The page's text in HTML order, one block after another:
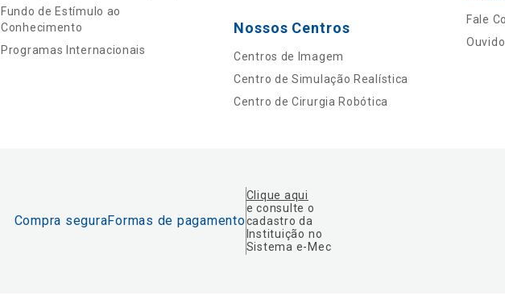
Fundo de Estímulo ao
Conhecimento
Programas Internacionais
Nossos Centros
Centros de Imagem
Centro de Simulação Realística
Centro de Cirurgia Robótica
Fale
Compra seguraFormas de pagamento
Clique aqui
e consulte o
cadastro da
Instituição no
Sistema e-Mec